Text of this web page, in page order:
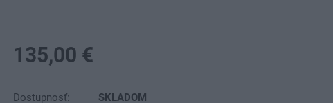
135,00 €
Dostupnosť: SKLADOM